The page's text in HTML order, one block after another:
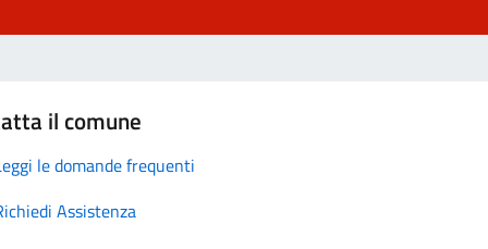
il comune
le domande frequenti
Assistenza